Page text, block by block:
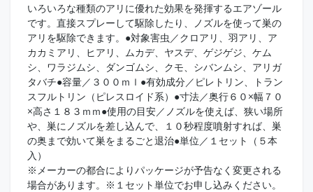
いろいろな種類のアリに優れた効果を発揮するエアゾール
です。直接スプレーして駆除したり、ノズルを使って巣の
アリを駆除できます。●対象害虫／クロアリ、羽アリ、ア
カカミアリ、ヒアリ、ムカデ、ヤスデ、ゲジゲジ、ケム
シ、ワラジムシ、ダンゴムシ、クモ、シバンムシ、アリガ
タバチ●容量／３００ｍｌ●有効成分／ピレトリン、トラン
スフルトリン（ピレスロイド系）●寸法／奥行６０×幅７０
×高さ１８３ｍｍ●使用の目安／ノズルを使えば、狭い場所
や、巣にノズルを差し込んで、１０秒程度噴射すれば、巣
の奥まで効いて巣をまるごと退治●単位／１セット（５本
入）
※メーカーの都合によりパッケージが予告なく変更される
場合があります。※１セット単位でお申し込みください。